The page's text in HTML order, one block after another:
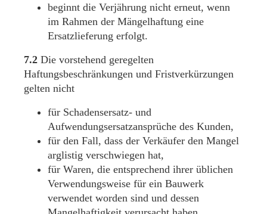
beginnt die Verjährung nicht erneut, wenn
im Rahmen der Mängelhaftung eine
Ersatzlieferung erfolgt.
7.2 Die vorstehend geregelten
Haftungsbeschränkungen und Fristverkürzungen
gelten nicht
für Schadensersatz- und
Aufwendungsersatzansprüche des Kunden,
für den Fall, dass der Verkäufer den Mangel
arglistig verschwiegen hat,
für Waren, die entsprechend ihrer üblichen
Verwendungsweise für ein Bauwerk
verwendet worden sind und dessen